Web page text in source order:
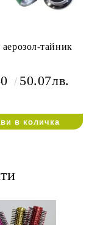
тайник
50.07лв.